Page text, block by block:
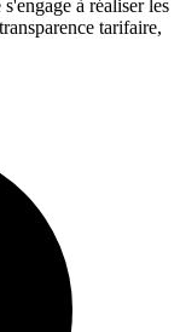
à réaliser les
tarifaire,